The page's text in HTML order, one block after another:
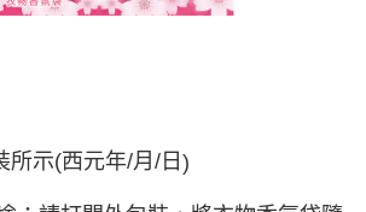
所示(西元年/月 / 日 )